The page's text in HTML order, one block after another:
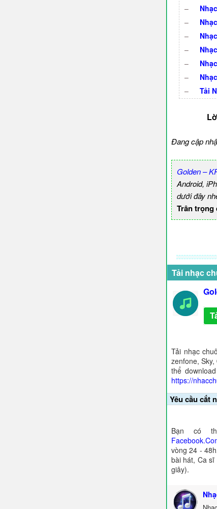
–
–
–
–
–
–
–
Tải
Đang cập
Golden –
Android,
dưới đây
Trân trọng
Tải nhạc
Tải nhạc
zenfone,
thể
https://
Yêu cầu cắt
Bạn có
vòng 24 -
bài hát, Ca
giây).